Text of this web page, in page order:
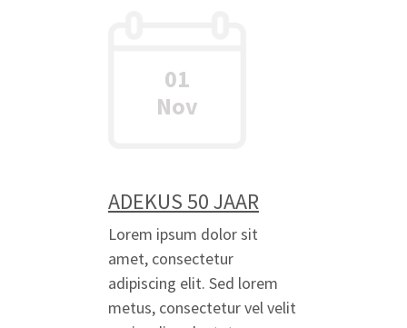
01
Nov
ADEKUS 50 JAAR
Lorem ipsum dolor sit
amet, consectetur
adipiscing elit. Sed lorem
metus, consectetur vel velit